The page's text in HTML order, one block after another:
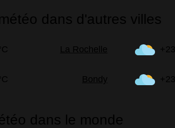
dans d'autres villes
La Rochelle
Bondy
dans le monde